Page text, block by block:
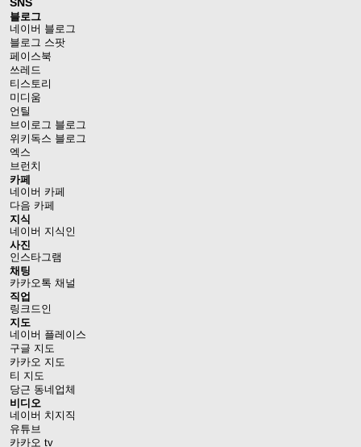
SNS
블로그
네이버 블로그
블로그 스팟
페이스북
쓰레드
티스토리
미디움
언틸
브이로그 블로그
위키독스 블로그
엑스
브런치
카페
네이버 카페
다음 카페
지식
네이버 지식인
사진
인스타그램
채팅
카카오톡 채널
직업
링크드인
지도
네이버 플레이스
구글 지도
카카오 지도
티 지도
당근 동네업체
비디오
네이버 치지직
유튜브
카카오 tv